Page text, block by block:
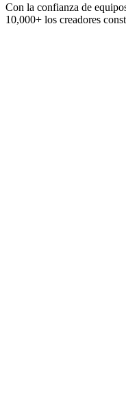
Con la confianza de
10,000+ los creadores